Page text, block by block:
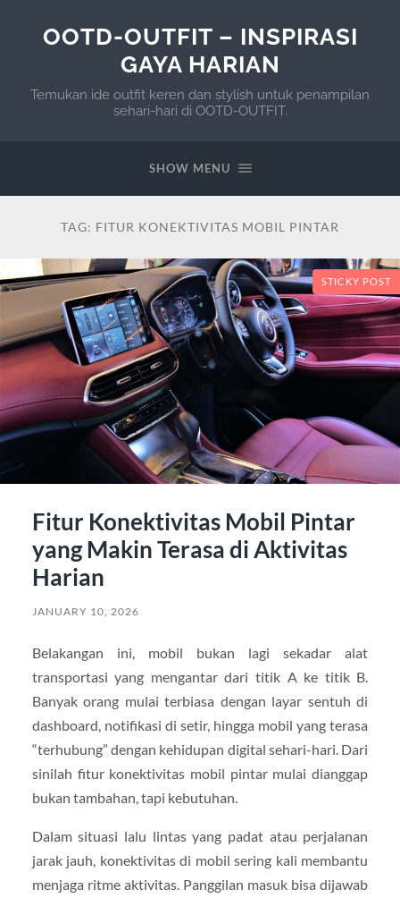
OOTD-OUTFIT – INSPIRASI
GAYA HARIAN
Temukan ide outfit keren dan stylish untuk penampilan
sehari-hari di OOTD-OUTFIT.
SHOW MENU
TAG: FITUR KONEKTIVITAS MOBIL PINTAR
STICKY POST
Fitur Konektivitas Mobil Pintar
yang Makin Terasa di Aktivitas
Harian
JANUARY 10, 2026
Belakangan ini, mobil bukan lagi sekadar alat
transportasi yang mengantar dari titik A ke titik B.
Banyak orang mulai terbiasa dengan layar sentuh di
dashboard, notifikasi di setir, hingga mobil yang terasa
“terhubung” dengan kehidupan digital sehari-hari. Dari
sinilah fitur konektivitas mobil pintar mulai dianggap
bukan tambahan, tapi kebutuhan.
Dalam situasi lalu lintas yang padat atau perjalanan
jarak jauh, konektivitas di mobil sering kali membantu
menjaga ritme aktivitas. Panggilan masuk bisa dijawab